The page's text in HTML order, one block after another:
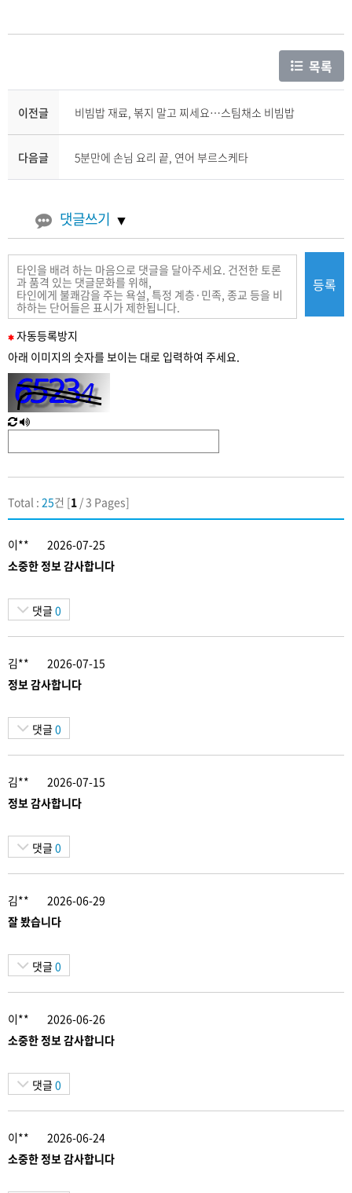
목록
이전글 비빔밥 재료, 볶지 말고 찌세요…스팀채소 비빔밥
다음글 5분만에 손님 요리 끝, 연어 부르스케타
댓글쓰기
필
수
력
자동등록방지
아래 이미지의 숫자를 보이는 대로 입력하여 주세요.
새
로
침
한
글
성
등록
Total : 25건 [1 / 3 Pages]
이**
2026-07-25
소중한 정보 감사합니다
댓글 0
김**
2026-07-15
정보 감사합니다
댓글 0
김**
2026-07-15
정보 감사합니다
댓글 0
김**
2026-06-29
잘 봤습니다
댓글 0
이**
2026-06-26
소중한 정보 감사합니다
댓글 0
이**
2026-06-24
소중한 정보 감사합니다